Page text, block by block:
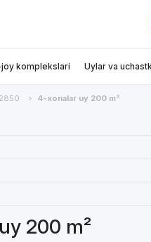
komplekslari Uylar va
4-xonalar uy 200 m²
200 m²